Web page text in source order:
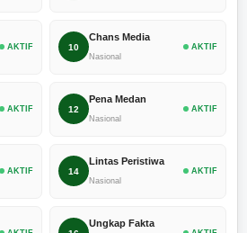
AKTIF 10
Chans Media
Nasional
AKTIF
AKTIF 12
Pena Medan
Nasional
AKTIF
AKTIF 14
Lintas Peristiwa
Nasional
AKTIF
Ungkap Fakta